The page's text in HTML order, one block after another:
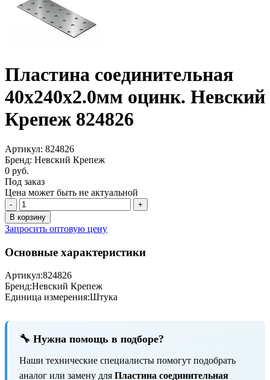
Пластина соединительная
40х240х2.0мм оцинк. Невский
Крепеж 824826
Артикул: 824826
Бренд: Невский Крепеж
0 руб.
Под заказ
Цена может быть не актуальной
-
+
В корзину
Запросить оптовую цену
Основные характеристики
Артикул:824826
Бренд:Невский Крепеж
Единица измерения:Штука
🔧 Нужна помощь в подборе?
Наши технические специалисты помогут подобрать
аналог или замену для Пластина соединительная